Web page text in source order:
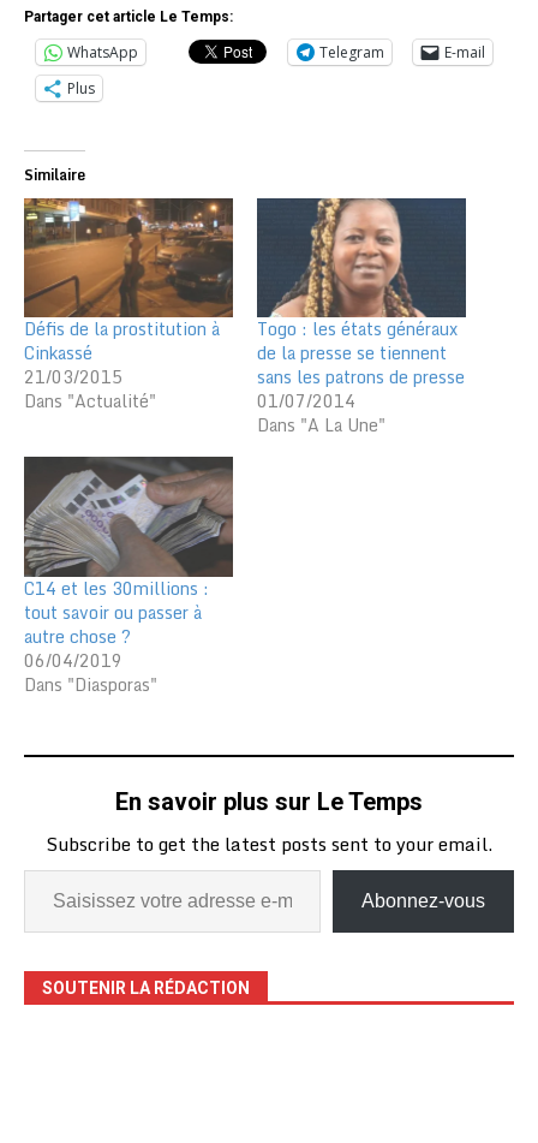
Partager cet article Le Temps:
WhatsApp Telegram
E-mail
Plus
Similaire
Défis de la prostitution à
Cinkassé
21/03/2015
Dans "Actualité"
Togo : les états généraux
de la presse se tiennent
sans les patrons de presse
01/07/2014
Dans "A La Une"
C14 et les 30millions :
tout savoir ou passer à
autre chose ?
06/04/2019
Dans "Diasporas"
En savoir plus sur Le Temps
Subscribe to get the latest posts sent to your email.
Abonnez-vous
SOUTENIR LA RÉDACTION